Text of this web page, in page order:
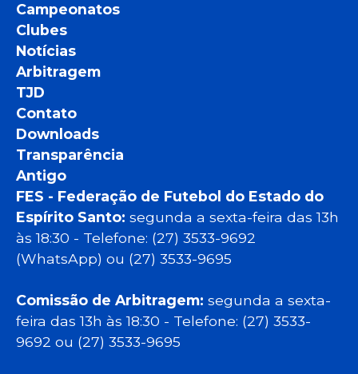
Campeonatos
Clubes
Notícias
Arbitragem
TJD
Contato
Downloads
Transparência
Antigo
FES - Federação de Futebol do Estado do
Espírito Santo: segunda a sexta-feira das 13h
às 18:30 - Telefone: (27) 3533-9692
(WhatsApp) ou (27) 3533-9695
Comissão de Arbitragem: segunda a sexta-
feira das 13h às 18:30 - Telefone: (27) 3533-
9692 ou (27) 3533-9695